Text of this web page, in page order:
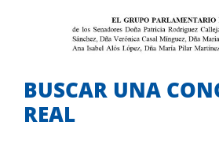
Co-autor en
BUSCAR UNA
REAL